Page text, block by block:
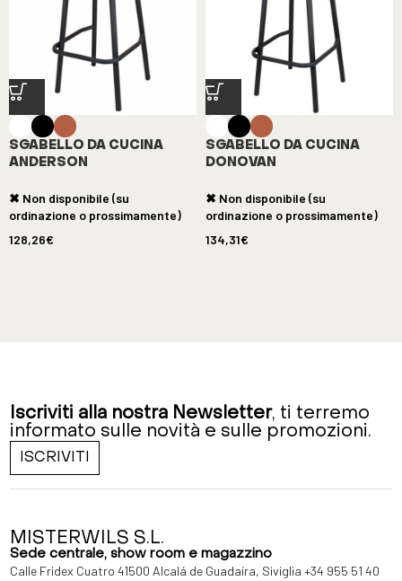
SGABELLO DA CUCINA
ANDERSON
✖ Non disponibile (su
ordinazione o prossimamente)
128,26€
SGABELLO DA CUCINA
DONOVAN
✖ Non disponibile (su
ordinazione o prossimamente)
134,31€
Iscriviti alla nostra Newsletter, ti terremo
informato sulle novità e sulle promozioni.
ISCRIVITI
MISTERWILS S.L.
Sede centrale, show room e magazzino
Calle Fridex Cuatro 41500 Alcalá de Guadaíra, Siviglia +34 955 51 40